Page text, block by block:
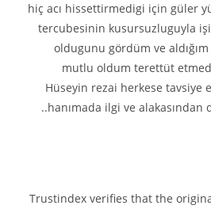
hiç acı hissettirmedigi için güler
tercubesinin kusursuzluguyla
oldugunu gördüm ve aldığım
mutlu oldum terettüt
Hüseyin rezai herkese tavsiye
hanımada ilgi ve alakasından
Trustindex verifies that the original